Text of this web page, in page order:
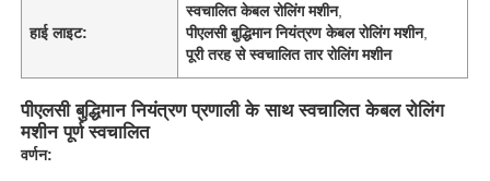
हाई लाइट:
स्वचालित केबल रोलिंग मशीन,
पीएलसी बुद्धिमान नियंत्रण केबल रोलिंग मशीन,
पूरी तरह से स्वचालित तार रोलिंग मशीन
पीएलसी बुद्धिमान नियंत्रण प्रणाली के साथ स्वचालित केबल रोलिंग
मशीन पूर्ण स्वचालित
वर्णन: